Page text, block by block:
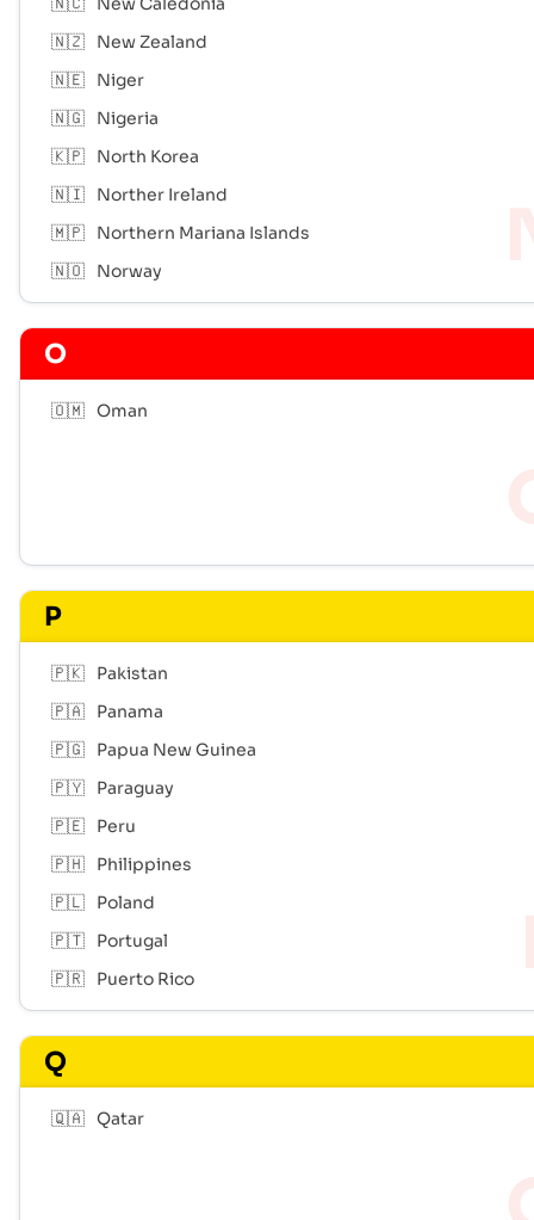
🇳🇿
New Zealand
🇳🇪
Niger
🇳🇬
Nigeria
🇰🇵
North Korea
🇳🇮
Norther Ireland
🇲🇵
Northern Mariana Islands
🇳🇴
Norway
O
🇴🇲 Oman
P
🇵🇰
Pakistan
🇵🇦
Panama
🇵🇬
Papua New Guinea
🇵🇾
Paraguay
🇵🇪
Peru
🇵🇭
Philippines
🇵🇱
Poland
🇵🇹
Portugal
🇵🇷
Puerto Rico
Q
🇶🇦 Qatar